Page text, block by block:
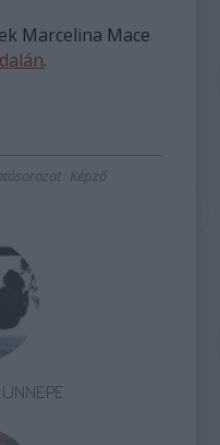
Marcelina Mace
.
Képző